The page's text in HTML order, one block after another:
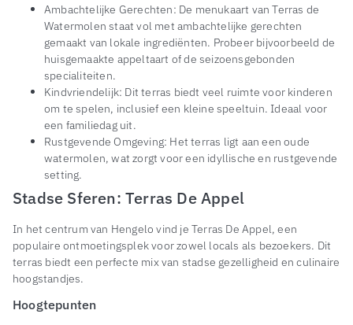
Ambachtelijke Gerechten: De menukaart van Terras de
Watermolen staat vol met ambachtelijke gerechten
gemaakt van lokale ingrediënten. Probeer bijvoorbeeld de
huisgemaakte appeltaart of de seizoensgebonden
specialiteiten.
Kindvriendelijk: Dit terras biedt veel ruimte voor kinderen
om te spelen, inclusief een kleine speeltuin. Ideaal voor
een familiedag uit.
Rustgevende Omgeving: Het terras ligt aan een oude
watermolen, wat zorgt voor een idyllische en rustgevende
setting.
Stadse Sferen: Terras De Appel
In het centrum van Hengelo vind je Terras De Appel, een
populaire ontmoetingsplek voor zowel locals als bezoekers. Dit
terras biedt een perfecte mix van stadse gezelligheid en culinaire
hoogstandjes.
Hoogtepunten